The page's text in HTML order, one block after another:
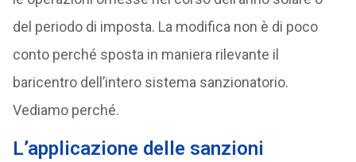
del periodo di imposta. La modifica non è di poco
conto perché sposta in maniera rilevante il
baricentro dell’intero sistema sanzionatorio.
Vediamo perché.
L’applicazione delle sanzioni